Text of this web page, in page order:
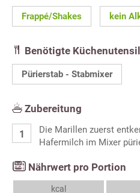
Frappé/Shakes kein
Benötigte
Pürierstab - Stabmixer
Zubereitung
Die Marillen zuerst
Hafermilch im Mixer
Nährwert pro Portion
kcal